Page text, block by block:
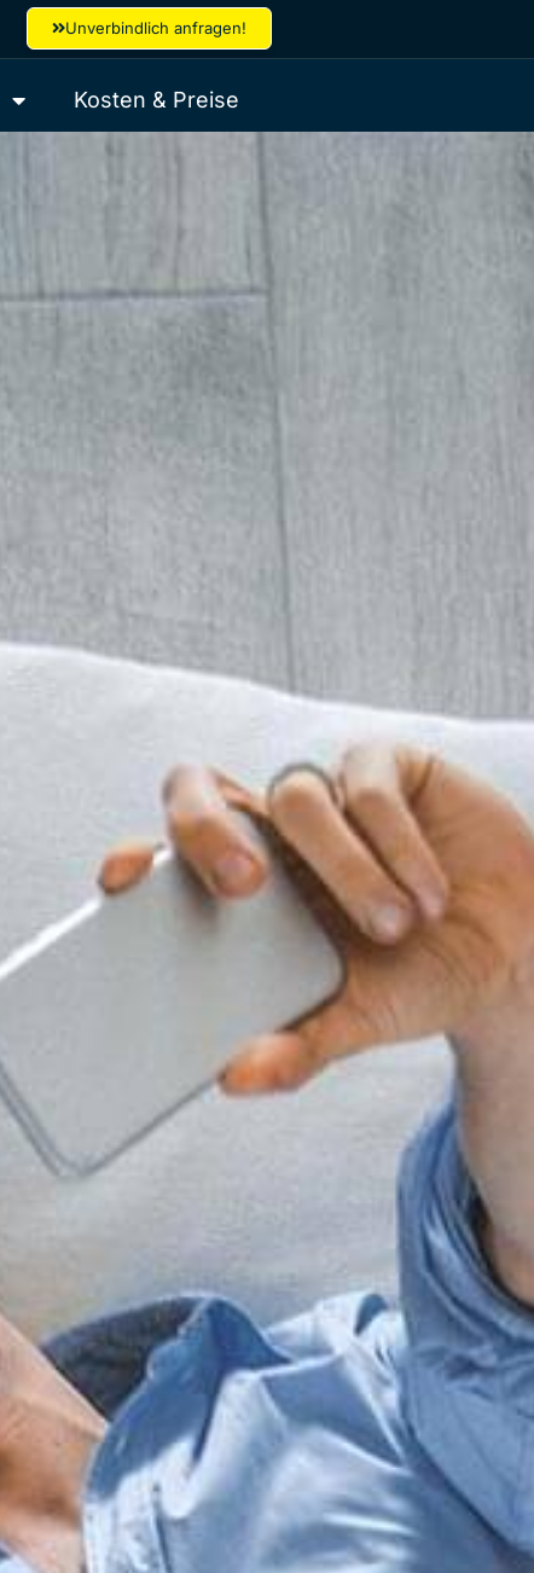
Unverbindlich anfragen!
Kosten & Preise